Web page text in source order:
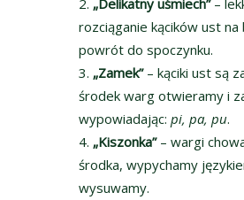
„Delikatny uśmiech”–
rozciąganie kącików ust na
powrót do spoczynku.
„Zamek”– kąciki ust są
środek warg otwieramy i
wypowiadając: pi, pa, pu.
„Kiszonka”– wargi
środka, wypychamy
wysuwamy.